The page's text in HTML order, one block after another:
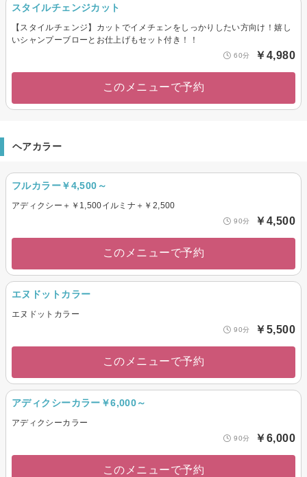
スタイルチェンジカット
【スタイルチェンジ】カットでイメチェンをしっかりしたい方向け！嬉し
いシャンプーブローとお仕上げもセット付き！！
60分 ￥4,980
このメニューで予約
ヘアカラー
フルカラー￥4,500～
アディクシー＋￥1,500イルミナ＋￥2,500
90分 ￥4,500
このメニューで予約
エヌドットカラー
エヌドットカラー
90分 ￥5,500
このメニューで予約
アディクシーカラー￥6,000～
アディクシーカラー
90分 ￥6,000
このメニューで予約